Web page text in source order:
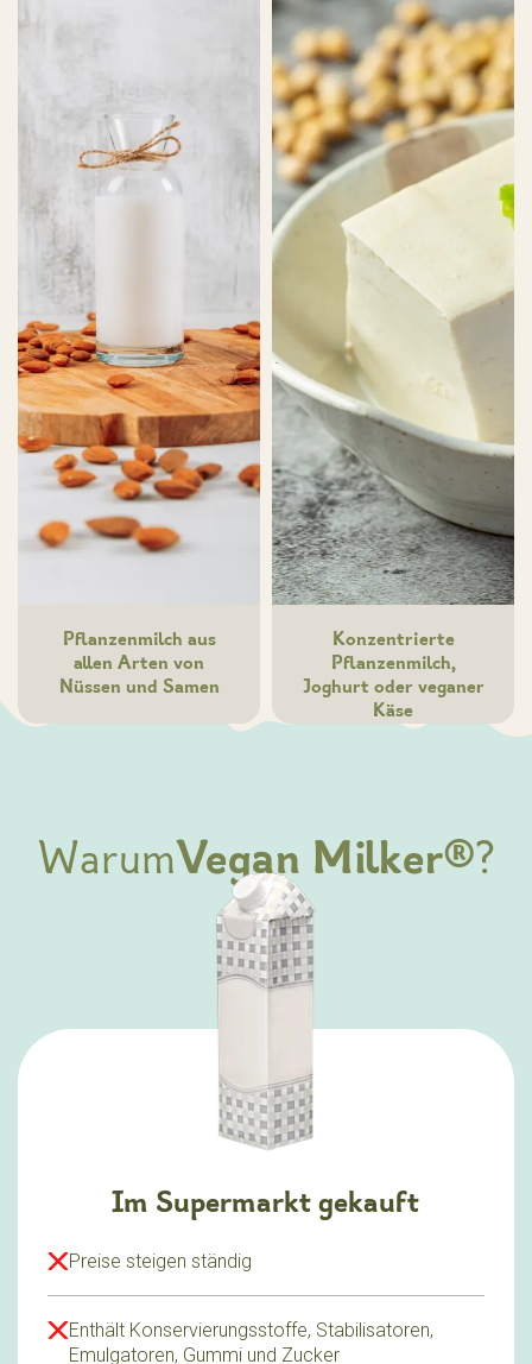
Pflanzenmilch aus
allen Arten von
Nüssen und Samen
Konzentrierte
Pflanzenmilch,
Joghurt oder veganer
Käse
WarumVegan Milker®?
Im Supermarkt gekauft
Preise steigen ständig
Enthält Konservierungsstoffe, Stabilisatoren,
Emulgatoren, Gummi und Zucker